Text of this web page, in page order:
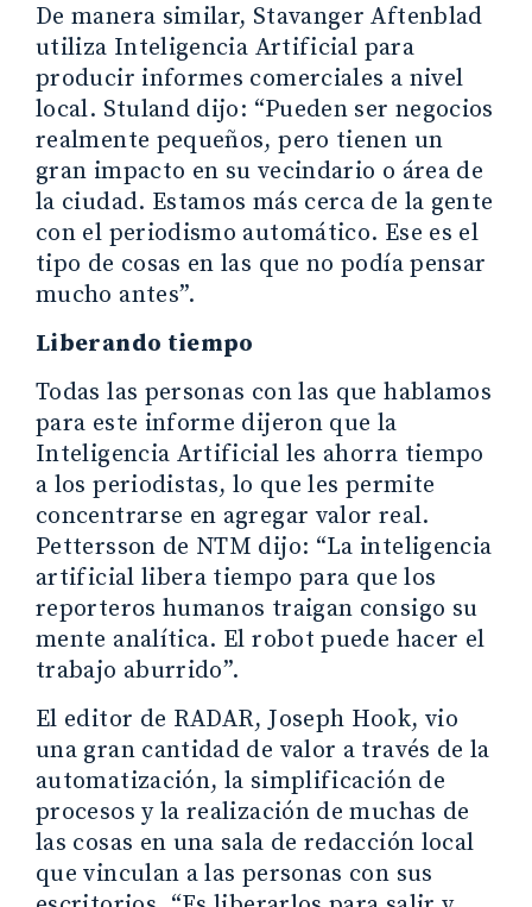
De manera similar, Stavanger Aftenblad
utiliza Inteligencia Artificial para
producir informes comerciales a nivel
local. Stuland dijo: “Pueden ser negocios
realmente pequeños, pero tienen un
gran impacto en su vecindario o área de
la ciudad. Estamos más cerca de la gente
con el periodismo automático. Ese es el
tipo de cosas en las que no podía pensar
mucho antes”.
Liberando tiempo
Todas las personas con las que hablamos
para este informe dijeron que la
Inteligencia Artificial les ahorra tiempo
a los periodistas, lo que les permite
concentrarse en agregar valor real.
Pettersson de NTM dijo: “La inteligencia
artificial libera tiempo para que los
reporteros humanos traigan consigo su
mente analítica. El robot puede hacer el
trabajo aburrido”.
El editor de RADAR, Joseph Hook, vio
una gran cantidad de valor a través de la
automatización, la simplificación de
procesos y la realización de muchas de
las cosas en una sala de redacción local
que vinculan a las personas con sus